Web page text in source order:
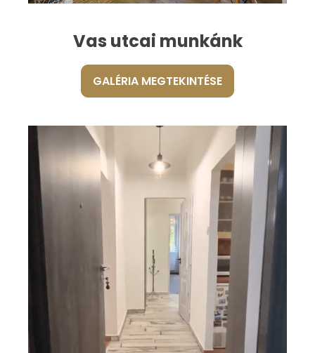
Vas utcai munkánk
GALÉRIA MEGTEKINTÉSE